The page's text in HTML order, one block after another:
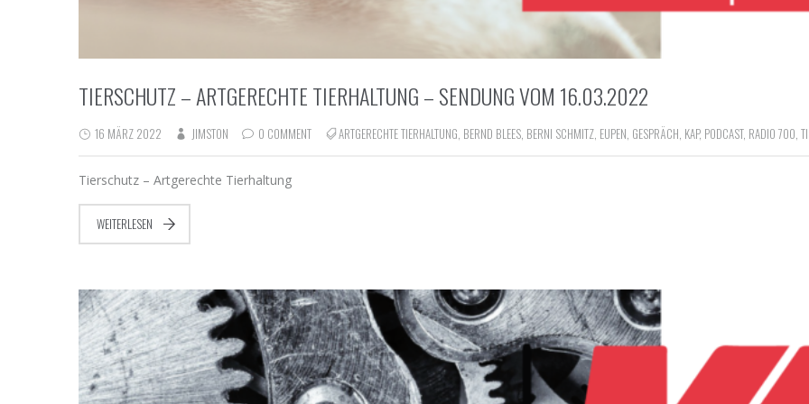
TIERSCHUTZ – ARTGERECHTE TIERHALTUNG – SENDUNG VOM 16.03.2022
16 MÄRZ 2022 JIMSTON 0 COMMENT ARTGERECHTE TIERHALTUNG, BERND BLEES, BERNI SCHMITZ, EUPEN, GESPRÄCH, KAP, PODCAST, RADIO 700,
Tierschutz – Artgerechte Tierhaltung
WEITERLESEN